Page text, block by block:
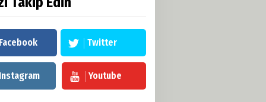
Facebook Twitter
Instagram Youtube